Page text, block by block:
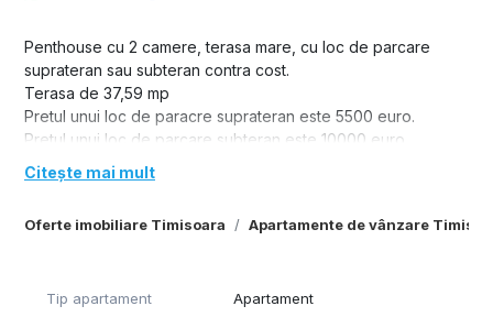
Oferte imobiliare Timisoara Apartamente de vânzare
Penthouse cu 2 camere, terasa mare, cu loc de parcare
suprateran sau subteran contra cost.
Terasa de 37,59 mp
Pretul unui loc de paracre suprateran este 5500 euro.
Pretul unui loc de parcare subteran este 10000 euro.
Citește mai mult
Tip apartament Apartament